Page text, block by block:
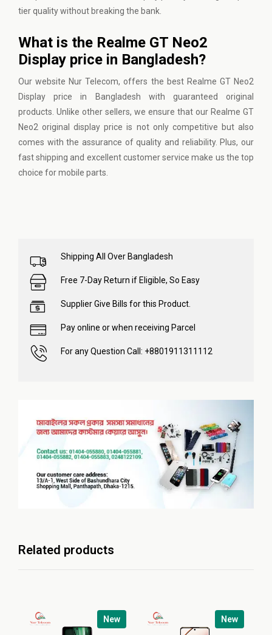
tier quality without breaking the bank.
What is the Realme GT Neo2
Display price in Bangladesh?
Our website Nur Telecom, offers the best Realme GT Neo2
Display price in Bangladesh with guaranteed original
products. Unlike other sellers, we ensure that our Realme GT
Neo2 original display price is not only competitive but also
comes with the assurance of quality and reliability. Plus, our
fast shipping and excellent customer service make us the top
choice for mobile parts.
Shipping All Over Bangladesh
Free 7-Day Return if Eligible, So Easy
Supplier Give Bills for this Product.
Pay online or when receiving Parcel
For any Question Call: +8801911311112
Related products
New New